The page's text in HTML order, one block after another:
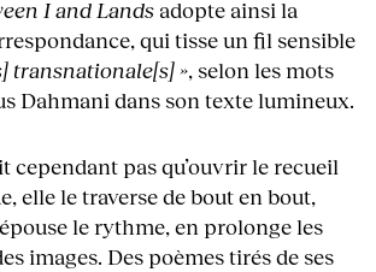
I and Lands adopte ainsi la
qui tisse un fil sensible
transnationale[s] », selon les mots
Dahmani dans son texte lumineux.
cependant pas qu’ouvrir le recueil
elle le traverse de bout en bout,
le rythme, en prolonge les
images. Des poèmes tirés de ses